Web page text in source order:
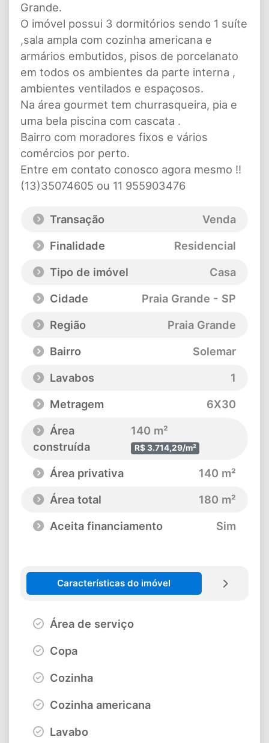
Grande.
O imóvel possui 3 dormitórios sendo 1 suíte
,sala ampla com cozinha americana e
armários embutidos, pisos de porcelanato
em todos os ambientes da parte interna ,
ambientes ventilados e espaçosos.
Na área gourmet tem churrasqueira, pia e
uma bela piscina com cascata .
Bairro com moradores fixos e vários
comércios por perto.
Entre em contato conosco agora mesmo !!
(13)35074605 ou 11 955903476
Transação
Venda
Finalidade
Residencial
Tipo de imóvel
Casa
Cidade
Praia Grande - SP
Região
Praia Grande
Bairro
Solemar
Lavabos
1
Metragem
6X30
Área
construída
140 m²
R$ 3.714,29/m²
Área privativa
140 m²
Área total
180 m²
Aceita financiamento
Sim
Características do imóvel
Área de serviço
Copa
Cozinha
Cozinha americana
Lavabo